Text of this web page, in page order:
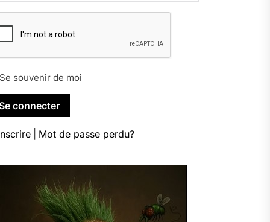
Se souvenir de moi
Mot de passe perdu?